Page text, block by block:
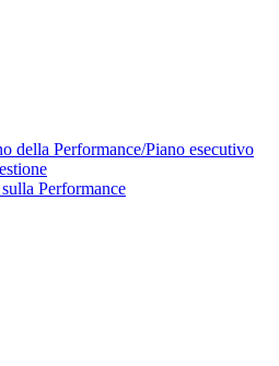
della Performance/Piano esecutivo
Performance